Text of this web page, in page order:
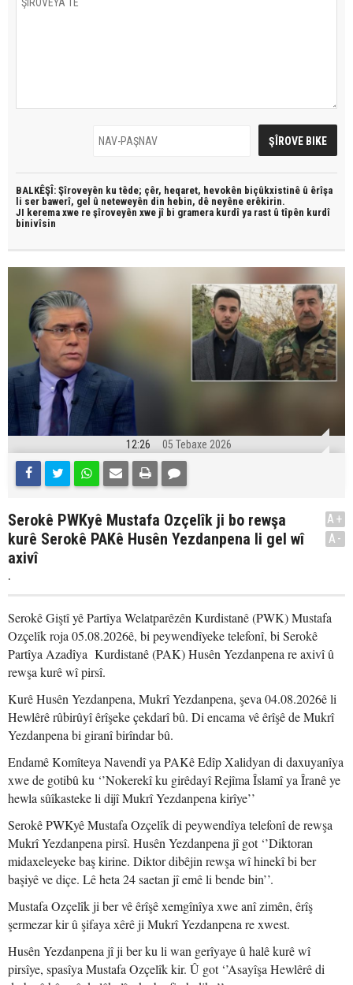
BALKÊŞÎ: Şîroveyên ku têde; çêr, heqaret, hevokên biçûkxistinê û êrîşa
li ser bawerî, gel û neteweyên din hebin, dê neyêne erêkirin.
JI kerema xwe re şîroveyên xwe jî bi gramera kurdî ya rast û tîpên kurdî
binivîsin
12:26 05 Tebaxe 2026
Serokê PWKyê Mustafa Ozçelîk ji bo rewşa
kurê Serokê PAKê Husên Yezdanpena li gel wî
axivî
.
A+
A-
Serokê Giştî yê Partîya Welatparêzên Kurdistanê (PWK) Mustafa
Ozçelîk roja 05.08.2026ê, bi peywendîyeke telefonî, bi Serokê
Partîya Azadîya Kurdistanê (PAK) Husên Yezdanpena re axivî û
rewşa kurê wî pirsî.
Kurê Husên Yezdanpena, Mukrî Yezdanpena, şeva 04.08.2026ê li
Hewlêrê rûbirûyî êrîşeke çekdarî bû. Di encama vê êrîşê de Mukrî
Yezdanpena bi giranî birîndar bû.
Endamê Komîteya Navendî ya PAKê Edîp Xalidyan di daxuyanîya
xwe de gotibû ku ‘’Nokerekî ku girêdayî Rejîma Îslamî ya Îranê ye
hewla sûîkasteke li dijî Mukrî Yezdanpena kirîye’’
Serokê PWKyê Mustafa Ozçelîk di peywendîya telefonî de rewşa
Mukrî Yezdanpena pirsî. Husên Yezdanpena jî got ‘’Diktoran
midaxeleyeke baş kirine. Diktor dibêjin rewşa wî hinekî bi ber
başiyê ve diçe. Lê heta 24 saetan jî emê li bende bin’’.
Mustafa Ozçelîk ji ber vê êrîşê xemgînîya xwe anî zimên, êrîş
şermezar kir û şifaya xêrê ji Mukrî Yezdanpena re xwest.
Husên Yezdanpena jî ji ber ku li wan gerîyaye û halê kurê wî
pirsîye, spasîya Mustafa Ozçelîk kir. Û got ‘’Asayîşa Hewlêrê di